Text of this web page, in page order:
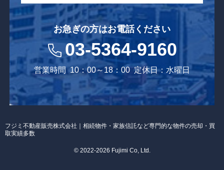
お急ぎの方はお電話ください
03-5364-9160
営業時間 10：00～18：00 定休日：水曜日
© 2022-2026 Fujimi Co, Ltd.
フジミ不動産販売株式会社｜相続物件・家族信託など専門的な物件の売却・買
取実績多数